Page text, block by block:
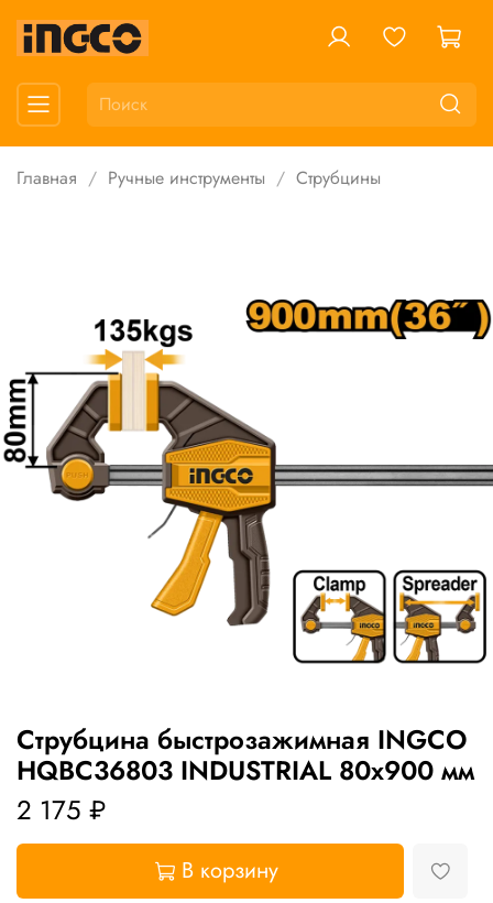
Главная Ручные инструменты Струбцины
Струбцина быстрозажимная INGCO
HQBC36803 INDUSTRIAL 80х900 мм
2 175 ₽
В корзину